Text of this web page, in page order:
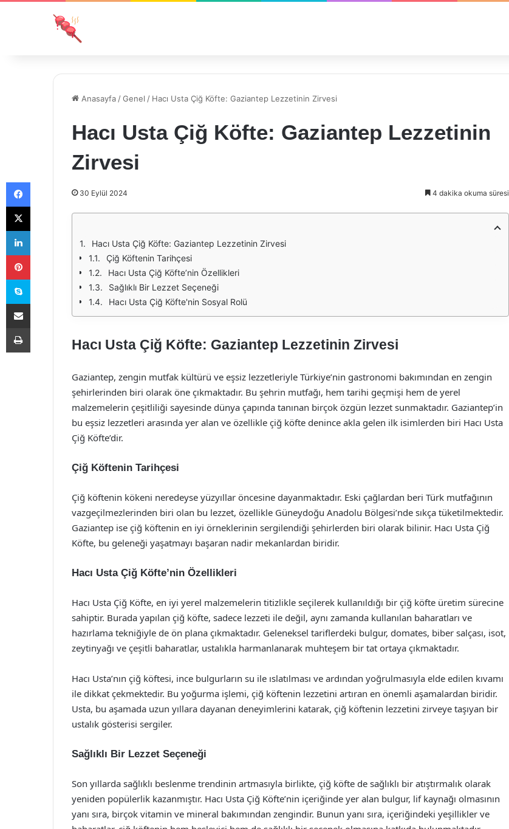
Anasayfa /Genel / Hacı Usta Çiğ Köfte: Gaziantep Lezzetinin Zirvesi
Hacı Usta Çiğ Köfte: Gaziantep Lezzetinin
Zirvesi
30 Eylül 2024 4 dakika okuma süresi
Hacı Usta Çiğ Köfte: Gaziantep Lezzetinin Zirvesi
Çiğ Köftenin Tarihçesi
Hacı Usta Çiğ Köfte’nin Özellikleri
Sağlıklı Bir Lezzet Seçeneği
Hacı Usta Çiğ Köfte'nin Sosyal Rolü
Hacı Usta Çiğ Köfte: Gaziantep Lezzetinin Zirvesi
Gaziantep, zengin mutfak kültürü ve eşsiz lezzetleriyle Türkiye’nin gastronomi bakımından en zengin
şehirlerinden biri olarak öne çıkmaktadır. Bu şehrin mutfağı, hem tarihi geçmişi hem de yerel
malzemelerin çeşitliliği sayesinde dünya çapında tanınan birçok özgün lezzet sunmaktadır. Gaziantep’in
bu eşsiz lezzetleri arasında yer alan ve özellikle çiğ köfte denince akla gelen ilk isimlerden biri Hacı Usta
Çiğ Köfte’dir.
Çiğ Köftenin Tarihçesi
Çiğ köftenin kökeni neredeyse yüzyıllar öncesine dayanmaktadır. Eski çağlardan beri Türk mutfağının
vazgeçilmezlerinden biri olan bu lezzet, özellikle Güneydoğu Anadolu Bölgesi’nde sıkça tüketilmektedir.
Gaziantep ise çiğ köftenin en iyi örneklerinin sergilendiği şehirlerden biri olarak bilinir. Hacı Usta Çiğ
Köfte, bu geleneği yaşatmayı başaran nadir mekanlardan biridir.
Hacı Usta Çiğ Köfte’nin Özellikleri
Hacı Usta Çiğ Köfte, en iyi yerel malzemelerin titizlikle seçilerek kullanıldığı bir çiğ köfte üretim sürecine
sahiptir. Burada yapılan çiğ köfte, sadece lezzeti ile değil, aynı zamanda kullanılan baharatları ve
hazırlama tekniğiyle de ön plana çıkmaktadır. Geleneksel tariflerdeki bulgur, domates, biber salçası, isot,
zeytinyağı ve çeşitli baharatlar, ustalıkla harmanlanarak muhteşem bir tat ortaya çıkmaktadır.
Hacı Usta’nın çiğ köftesi, ince bulgurların su ile ıslatılması ve ardından yoğrulmasıyla elde edilen kıvamı
ile dikkat çekmektedir. Bu yoğurma işlemi, çiğ köftenin lezzetini artıran en önemli aşamalardan biridir.
Usta, bu aşamada uzun yıllara dayanan deneyimlerini katarak, çiğ köftenin lezzetini zirveye taşıyan bir
ustalık gösterisi sergiler.
Sağlıklı Bir Lezzet Seçeneği
Son yıllarda sağlıklı beslenme trendinin artmasıyla birlikte, çiğ köfte de sağlıklı bir atıştırmalık olarak
yeniden popülerlik kazanmıştır. Hacı Usta Çiğ Köfte’nin içeriğinde yer alan bulgur, lif kaynağı olmasının
yanı sıra, birçok vitamin ve mineral bakımından zengindir. Bunun yanı sıra, içeriğindeki yeşillikler ve
Facebook
X
LinkedIn
Pinterest
Skype
E-Posta ile paylaş